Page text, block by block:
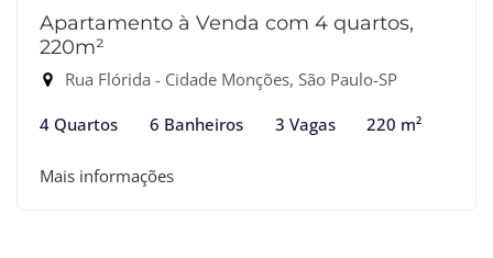
Apartamento à Venda com 4 quartos,
220m²
Rua Flórida - Cidade Monções, São Paulo-SP
4 Quartos 6 Banheiros 3 Vagas 220 m²
Mais informações